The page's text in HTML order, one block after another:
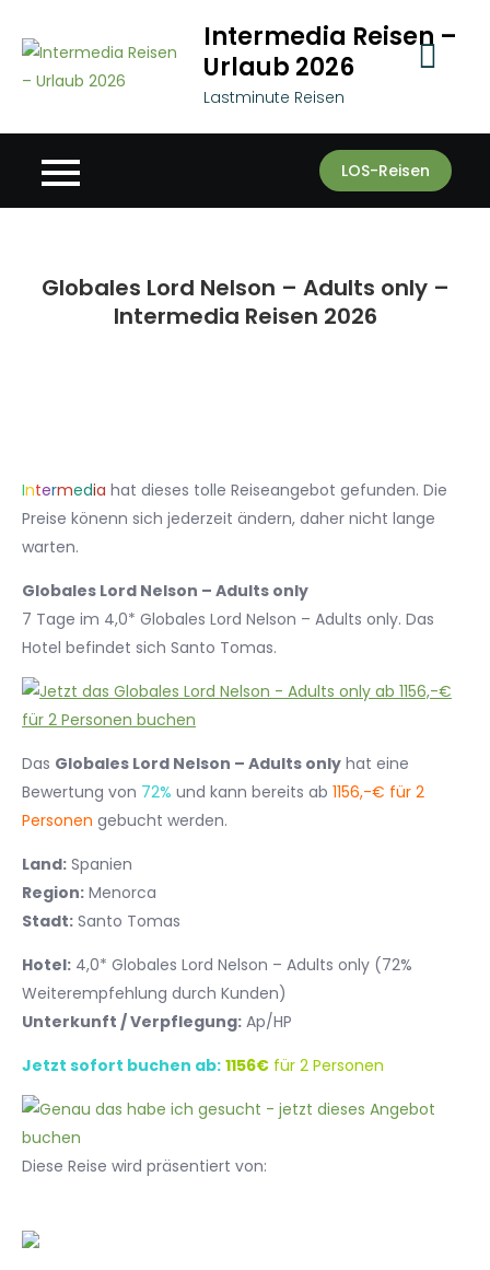
content
Intermedia Reisen –
Urlaub 2026
Lastminute Reisen
LOS-Reisen
Globales Lord Nelson – Adults only –
Intermedia Reisen 2026
Intermedia hat dieses tolle Reiseangebot gefunden. Die
Preise könenn sich jederzeit ändern, daher nicht lange
warten.
Globales Lord Nelson – Adults only
7 Tage im 4,0* Globales Lord Nelson – Adults only. Das
Hotel befindet sich Santo Tomas.
Das Globales Lord Nelson – Adults only hat eine
Bewertung von 72% und kann bereits ab 1156,-€ für 2
Personen gebucht werden.
Land: Spanien
Region: Menorca
Stadt: Santo Tomas
Hotel: 4,0* Globales Lord Nelson – Adults only (72%
Weiterempfehlung durch Kunden)
Unterkunft / Verpflegung: Ap/HP
Jetzt sofort buchen ab: 1156€ für 2 Personen
Diese Reise wird präsentiert von: